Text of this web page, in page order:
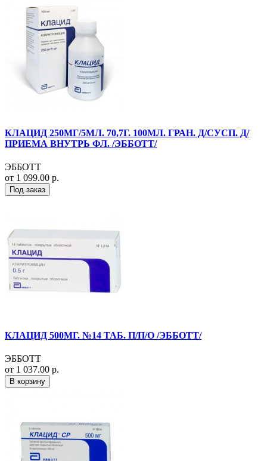
КЛАЦИД 250МГ/5МЛ. 70,7Г. 100МЛ. ГРАН. Д/СУСП. Д/
ПРИЕМА ВНУТРЬ ФЛ. /ЭББОТТ/
ЭББОТТ
от 1 099.00 р.
Под заказ
КЛАЦИД 500МГ. №14 ТАБ. П/П/О /ЭББОТТ/
ЭББОТТ
от 1 037.00 р.
В корзину